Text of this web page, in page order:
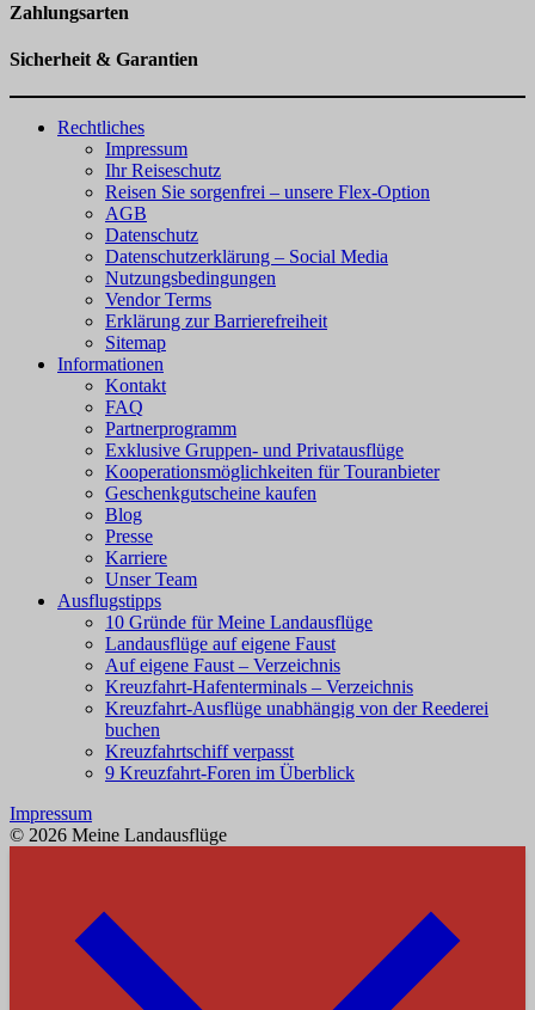
Zahlungsarten
Sicherheit & Garantien
Rechtliches
Impressum
Ihr Reiseschutz
Reisen Sie sorgenfrei – unsere Flex-Option
AGB
Datenschutz
Datenschutzerklärung – Social Media
Nutzungsbedingungen
Vendor Terms
Erklärung zur Barrierefreiheit
Sitemap
Informationen
Kontakt
FAQ
Partnerprogramm
Exklusive Gruppen- und Privatausflüge
Kooperationsmöglichkeiten für Touranbieter
Geschenkgutscheine kaufen
Blog
Presse
Karriere
Unser Team
Ausflugstipps
10 Gründe für Meine Landausflüge
Landausflüge auf eigene Faust
Auf eigene Faust – Verzeichnis
Kreuzfahrt-Hafenterminals – Verzeichnis
Kreuzfahrt-Ausflüge unabhängig von der Reederei
buchen
Kreuzfahrtschiff verpasst
9 Kreuzfahrt-Foren im Überblick
Impressum
© 2026 Meine Landausflüge